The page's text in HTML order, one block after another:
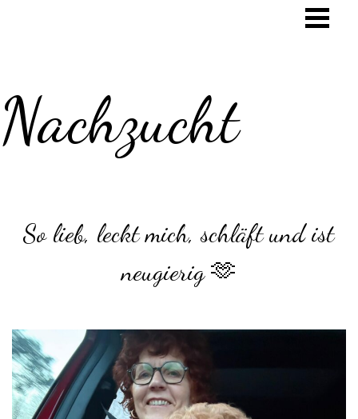
Nachzucht
So lieb, leckt mich, schläft und ist
neugierig 🫶